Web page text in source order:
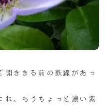
ききる前の鉄線があっ
ね。もうちょっと濃い紫